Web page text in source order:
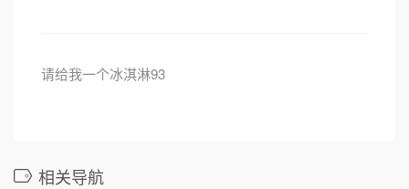
请给我一个冰淇淋93
相关导航